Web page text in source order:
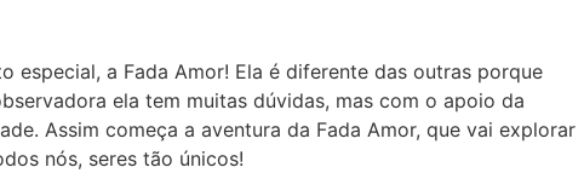
especial, a Fada Amor! Ela é diferente das outras porque
ela tem muitas dúvidas, mas com o apoio da
Assim começa a aventura da Fada Amor, que vai explorar
nós, seres tão únicos!